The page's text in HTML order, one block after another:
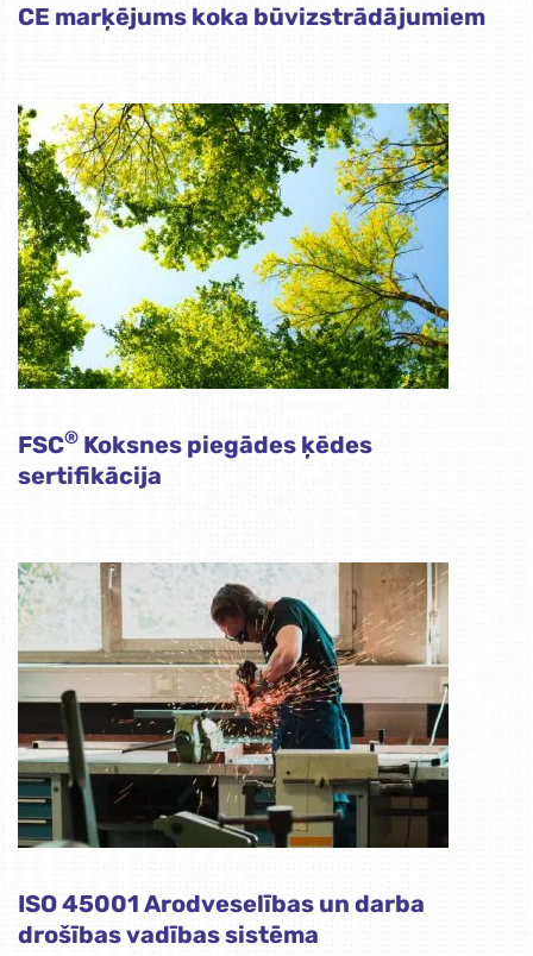
CE marķējums koka būvizstrādājumiem
FSC® Koksnes piegādes ķēdes
sertifikācija
ISO 45001 Arodveselības un darba
drošības vadības sistēma